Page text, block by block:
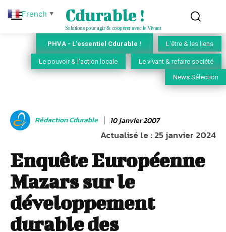
Cdurable !
Solutions pour agir & coopérer avec le Vivant
PHVA - L'essentiel Cdurable ! L'être & les liens
Le pouvoir & l'action locale Le vivant & refaire société
News Sélection
Rédaction Cdurable 10 janvier 2007
Actualisé le :25 janvier 2024
Enquête Européenne
Mazars sur le
développement
durable des
French ▼